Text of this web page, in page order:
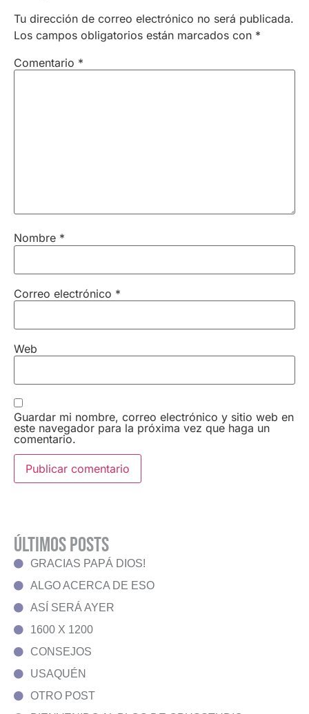
Tu dirección de correo electrónico no será publicada.
Los campos obligatorios están marcados con *
Comentario *
Nombre *
Correo electrónico *
Web
Guardar mi nombre, correo electrónico y sitio web en
este navegador para la próxima vez que haga un
comentario.
últimos Posts
GRACIAS PAPÁ DIOS!
ALGO ACERCA DE ESO
ASÍ SERÁ AYER
1600 X 1200
CONSEJOS
USAQUÉN
OTRO POST